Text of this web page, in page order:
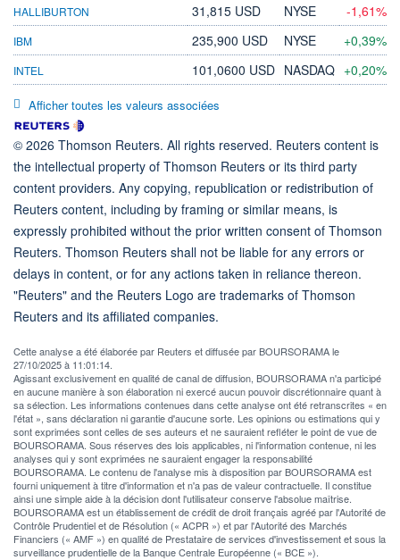
HALLIBURTON 31,815 USD NYSE -1,61%
IBM 235,900 USD NYSE +0,39%
INTEL 101,0600 USD NASDAQ +0,20%
Afficher toutes les valeurs associées
© 2026 Thomson Reuters. All rights reserved. Reuters content is
the intellectual property of Thomson Reuters or its third party
content providers. Any copying, republication or redistribution of
Reuters content, including by framing or similar means, is
expressly prohibited without the prior written consent of Thomson
Reuters. Thomson Reuters shall not be liable for any errors or
delays in content, or for any actions taken in reliance thereon.
"Reuters" and the Reuters Logo are trademarks of Thomson
Reuters and its affiliated companies.
Cette analyse a été élaborée par Reuters et diffusée par BOURSORAMA le
27/10/2025 à 11:01:14.
Agissant exclusivement en qualité de canal de diffusion, BOURSORAMA n'a participé
en aucune manière à son élaboration ni exercé aucun pouvoir discrétionnaire quant à
sa sélection. Les informations contenues dans cette analyse ont été retranscrites « en
l'état », sans déclaration ni garantie d'aucune sorte. Les opinions ou estimations qui y
sont exprimées sont celles de ses auteurs et ne sauraient refléter le point de vue de
BOURSORAMA. Sous réserves des lois applicables, ni l'information contenue, ni les
analyses qui y sont exprimées ne sauraient engager la responsabilité
BOURSORAMA. Le contenu de l'analyse mis à disposition par BOURSORAMA est
fourni uniquement à titre d'information et n'a pas de valeur contractuelle. Il constitue
ainsi une simple aide à la décision dont l'utilisateur conserve l'absolue maîtrise.
BOURSORAMA est un établissement de crédit de droit français agréé par l'Autorité de
Contrôle Prudentiel et de Résolution (« ACPR ») et par l'Autorité des Marchés
Financiers (« AMF ») en qualité de Prestataire de services d'investissement et sous la
surveillance prudentielle de la Banque Centrale Européenne (« BCE »).